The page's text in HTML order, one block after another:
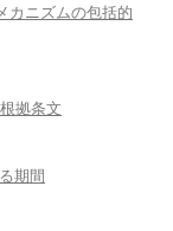
カニズムの包括的
拠条文
期間